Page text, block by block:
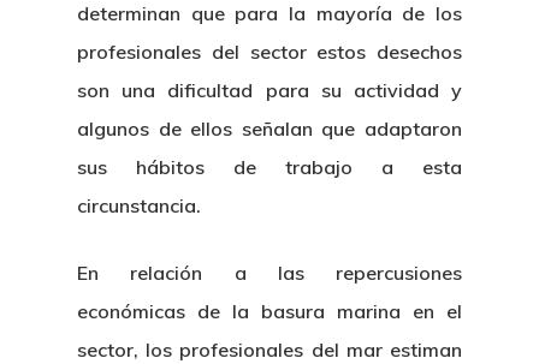
determinan que para la mayoría de los
profesionales del sector estos desechos
son una dificultad para su actividad y
algunos de ellos señalan que adaptaron
sus hábitos de trabajo a esta
circunstancia.
En relación a las repercusiones
económicas de la basura marina en el
sector, los profesionales del mar estiman